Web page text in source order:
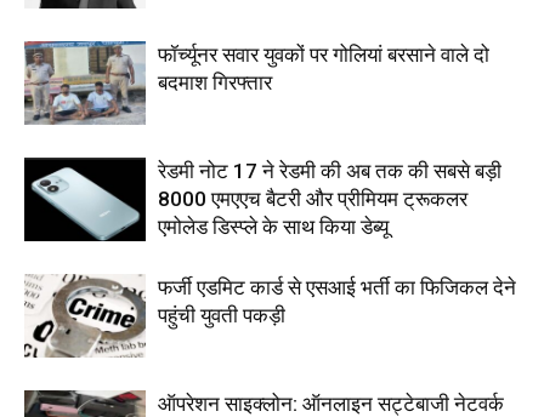
फॉर्च्यूनर सवार युवकों पर गोलियां बरसाने वाले दो
बदमाश गिरफ्तार
रेडमी नोट 17 ने रेडमी की अब तक की सबसे बड़ी
8000 एमएएच बैटरी और प्रीमियम ट्रूकलर
एमोलेड डिस्प्ले के साथ किया डेब्यू
फर्जी एडमिट कार्ड से एसआई भर्ती का फिजिकल देने
पहुंची युवती पकड़ी
ऑपरेशन साइक्लोन: ऑनलाइन सट्टेबाजी नेटवर्क